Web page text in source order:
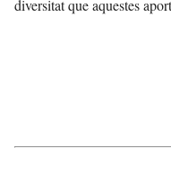
diversitat que aquestes